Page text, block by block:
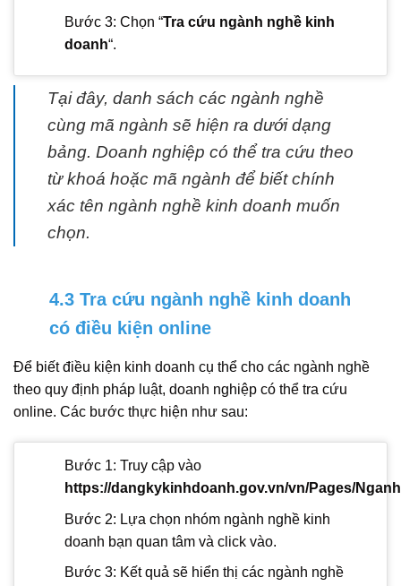
Bước 3: Chọn “Tra cứu ngành nghề kinh
doanh“.
Tại đây, danh sách các ngành nghề
cùng mã ngành sẽ hiện ra dưới dạng
bảng. Doanh nghiệp có thể tra cứu theo
từ khoá hoặc mã ngành để biết chính
xác tên ngành nghề kinh doanh muốn
chọn.
4.3 Tra cứu ngành nghề kinh doanh
có điều kiện online
Để biết điều kiện kinh doanh cụ thể cho các ngành nghề
theo quy định pháp luật, doanh nghiệp có thể tra cứu
online. Các bước thực hiện như sau:
Bước 1: Truy cập vào
https://dangkykinhdoanh.gov.vn/vn/Pages/
Bước 2: Lựa chọn nhóm ngành nghề kinh
doanh bạn quan tâm và click vào.
Bước 3: Kết quả sẽ hiển thị các ngành nghề